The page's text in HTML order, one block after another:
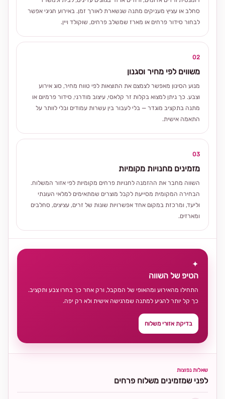
סחלב או עציץ מעניקים מתנה שנשארת לאורך זמן. באירוע חגיגי אפשר
לבחור סידור פרחים או מארז שמשלב פרחים, שוקולד ויין.
02
משווים לפי מחיר וסגנון
מנוע הסינון מאפשר לצמצם את התוצאות לפי טווח מחיר, סוג אירוע
וצבע. כך ניתן למצוא בקלות זר קלאסי, עיצוב מודרני, סידור פרמיום או
מתנה בתקציב מוגדר — בלי לעבור בין עשרות עמודים ובלי לוותר על
התאמה אישית.
03
מזמינים מחנויות מקומיות
השווה מחבר את ההזמנה לחנויות פרחים מקומיות לפי אזור המשלוח.
הבחירה המקומית מסייעת לקבל מוצרים שמתאימים למלאי העונתי
וליעד, ומרכזת במקום אחד אפשרויות שונות של זרים, עציצים, סחלבים
ומארזים.
✦
הטיפ של השווה
התחילו מהאירוע ומהאופי של המקבל, ורק אחר כך בחרו צבע ותקציב.
כך קל יותר להגיע למתנה שמרגישה אישית ולא רק יפה.
בדיקת אזורי משלוח
שאלות נפוצות
לפני שמזמינים משלוח פרחים